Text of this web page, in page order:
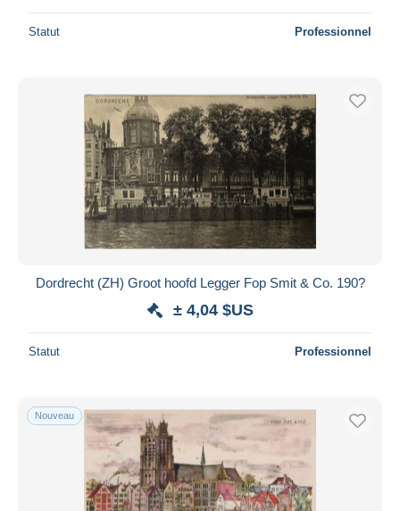
Statut Professionnel
Dordrecht (ZH) Groot hoofd Legger Fop Smit & Co. 190?
± 4,04 $US
Statut Professionnel
Nouveau